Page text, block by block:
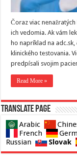
Čoraz viac
ich vedomia. Ak vám
ho napríklad na
klinického testovania.
predpísali svojim
Read More »
Translate page
Arabic
French
Russian
Slovak